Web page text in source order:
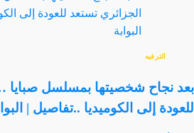
الترفيه
بعد نجاح شخصيتها بمسلسل صبايا
للعودة إلى الكوميديا ..تفاصيل |